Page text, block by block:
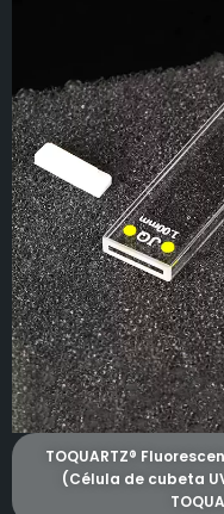
TOQUARTZ®
(Célula de cubeta